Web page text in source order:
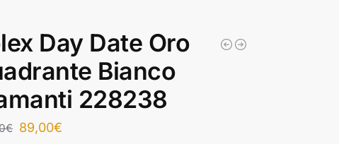
Day Date Oro
Bianco
228238
€ 89,00€